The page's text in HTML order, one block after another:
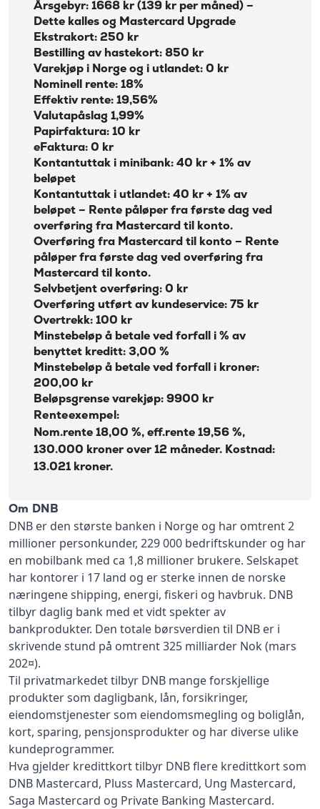
Årsgebyr: 1668 kr (139 kr per måned) –
Dette kalles og Mastercard Upgrade
Ekstrakort: 250 kr
Bestilling av hastekort: 850 kr
Varekjøp i Norge og i utlandet: 0 kr
Nominell rente: 18%
Effektiv rente: 19,56%
Valutapåslag 1,99%
Papirfaktura: 10 kr
eFaktura: 0 kr
Kontantuttak i minibank: 40 kr + 1% av
beløpet
Kontantuttak i utlandet: 40 kr + 1% av
beløpet – Rente påløper fra første dag ved
overføring fra Mastercard til konto.
Overføring fra Mastercard til konto – Rente
påløper fra første dag ved overføring fra
Mastercard til konto.
Selvbetjent overføring: 0 kr
Overføring utført av kundeservice: 75 kr
Overtrekk: 100 kr
Minstebeløp å betale ved forfall i % av
benyttet kreditt: 3,00 %
Minstebeløp å betale ved forfall i kroner:
200,00 kr
Beløpsgrense varekjøp: 9900 kr
Renteexempel:
Nom.rente 18,00 %, eff.rente 19,56 %,
130.000 kroner over 12 måneder. Kostnad:
13.021 kroner.
Om DNB
DNB er den største banken i Norge og har omtrent 2
millioner personkunder, 229 000 bedriftskunder og har
en mobilbank med ca 1,8 millioner brukere. Selskapet
har kontorer i 17 land og er sterke innen de norske
næringene shipping, energi, fiskeri og havbruk. DNB
tilbyr daglig bank med et vidt spekter av
bankprodukter. Den totale børsverdien til DNB er i
skrivende stund på omtrent 325 milliarder Nok (mars
202¤).
Til privatmarkedet tilbyr DNB mange forskjellige
produkter som dagligbank, lån, forsikringer,
eiendomstjenester som eiendomsmegling og boliglån,
kort, sparing, pensjonsprodukter og har diverse ulike
kundeprogrammer.
Hva gjelder kredittkort tilbyr DNB flere kredittkort som
DNB Mastercard, Pluss Mastercard, Ung Mastercard,
Saga Mastercard og Private Banking Mastercard.